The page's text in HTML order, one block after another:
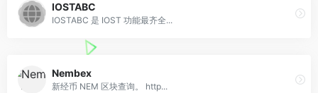
IOSTABC
IOSTABC 是 IOST 功能最齐全...
Nembex
新经币 NEM 区块查询。 http...